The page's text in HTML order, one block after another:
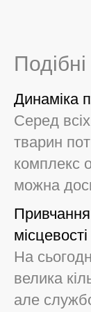
Подібні
Динаміка
Серед
тварин
комплекс
можна
місцевості
На
велика
але